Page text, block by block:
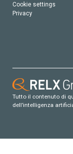
Cookie settings
Privacy
Tutto il contenuto di
dell’intelligenza